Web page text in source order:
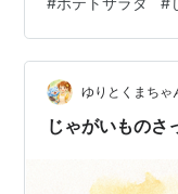
1（レモン汁でも
う…適量 👨‍🍳 作
一口大に切って、
たら水気をきって
②…
ゆりとくまちゃ
じゃがいものさ